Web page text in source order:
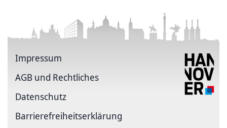
Impressum
AGB und Rechtliches
Datenschutz
Barriere­freiheits­erklärung